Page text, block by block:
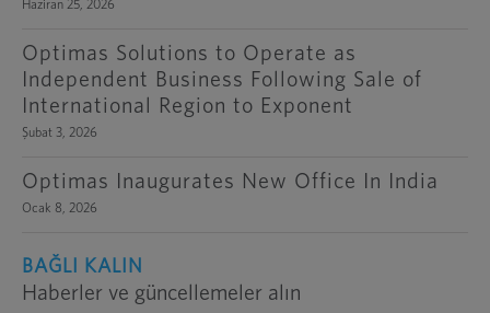
Haziran 25, 2026
Optimas Solutions to Operate as
Independent Business Following Sale of
International Region to Exponent
Şubat 3, 2026
Optimas Inaugurates New Office In India
Ocak 8, 2026
BAĞLI KALIN
Haberler ve güncellemeler alın